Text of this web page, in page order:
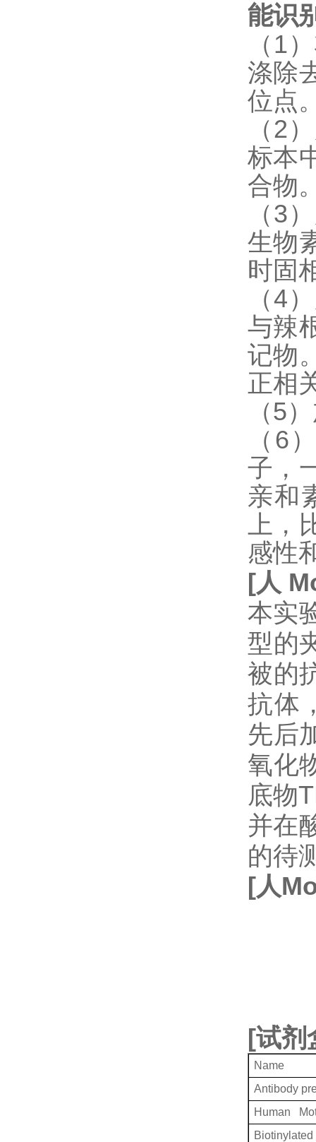
能识
（1
涤除
位点
（2
标本
合物
（3
生物
时固
（4
与辣
记物
正相
（5
（6
子，
亲和
上
感性
[人
本实
型的
被的
抗体
先后
氧化
底物
并在
的待
[人
[试剂
Name
Antibody
Human